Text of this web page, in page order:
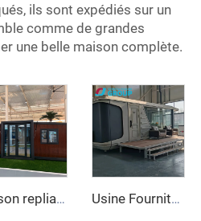
ils sont expédiés sur un
comme de grandes
une belle maison complète.
Maison repliable 20ft 40ft Préfabriquée Portable Conteneur Maison Mobile Extensible 3 Chambres Modulaire Préfabriquée Maison Extensible Usine Fourniture Luxe 20 pieds Conteneur Maison Confortable Petit Espace Capsule Maison Préfabriquée Acier Modulaire Lit Hôtel Cabine Bureau